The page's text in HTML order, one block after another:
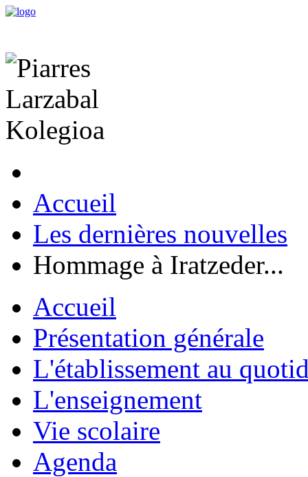
Accueil
Les dernières nouvelles
Hommage à Iratzeder...
Accueil
Présentation générale
L'établissement au
L'enseignement
Vie scolaire
Agenda